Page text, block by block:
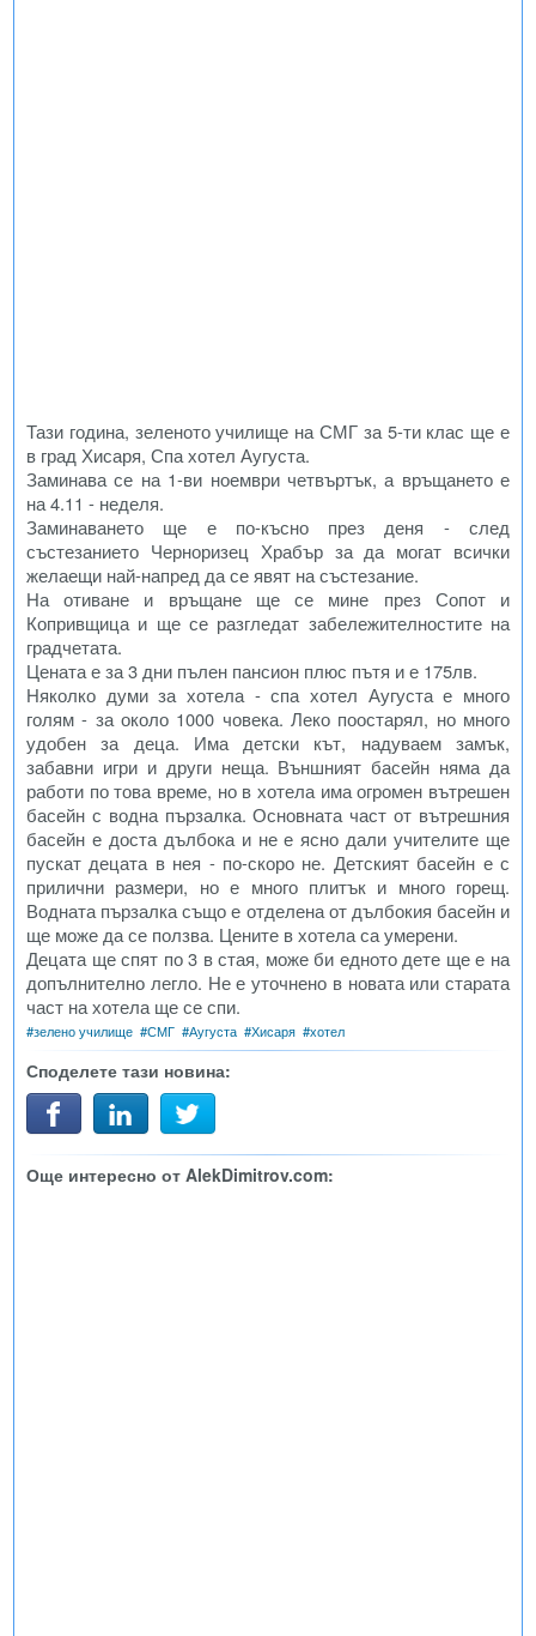
Тази година, зеленото училище на СМГ за 5-ти клас ще е
в град Хисаря, Спа хотел Аугуста.
Заминава се на 1-ви ноември четвъртък, а връщането е
на 4.11 - неделя.
Заминаването ще е по-късно през деня - след
състезанието Черноризец Храбър за да могат всички
желаещи най-напред да се явят на състезание.
На отиване и връщане ще се мине през Сопот и
Копривщица и ще се разгледат забележителностите на
градчетата.
Цената е за 3 дни пълен пансион плюс пътя и е 175лв.
Няколко думи за хотела - спа хотел Аугуста е много
голям - за около 1000 човека. Леко поостарял, но много
удобен за деца. Има детски кът, надуваем замък,
забавни игри и други неща. Външният басейн няма да
работи по това време, но в хотела има огромен вътрешен
басейн с водна пързалка. Основната част от вътрешния
басейн е доста дълбока и не е ясно дали учителите ще
пускат децата в нея - по-скоро не. Детският басейн е с
прилични размери, но е много плитък и много горещ.
Водната пързалка също е отделена от дълбокия басейн и
ще може да се ползва. Цените в хотела са умерени.
Децата ще спят по 3 в стая, може би едното дете ще е на
допълнително легло. Не е уточнено в новата или старата
част на хотела ще се спи.
#зелено училище #СМГ #Аугуста #Хисаря #хотел
Споделете тази новина:
Още интересно от AlekDimitrov.com: